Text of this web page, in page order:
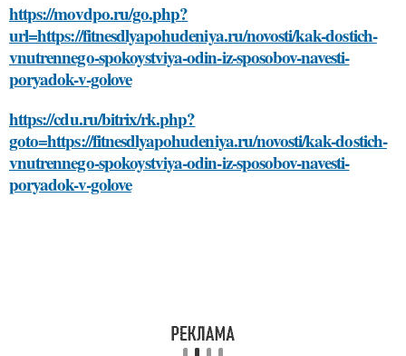
https://movdpo.ru/go.php?
url=https://fitnesdlyapohudeniya.ru/novosti/kak-dostich-
vnutrennego-spokoystviya-odin-iz-sposobov-navesti-
poryadok-v-golove
https://cdu.ru/bitrix/rk.php?
goto=https://fitnesdlyapohudeniya.ru/novosti/kak-dostich-
vnutrennego-spokoystviya-odin-iz-sposobov-navesti-
poryadok-v-golove